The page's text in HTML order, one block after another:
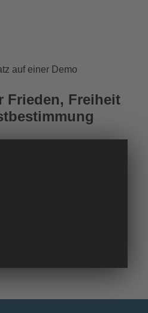
auf einer Demo
Frieden, Freiheit